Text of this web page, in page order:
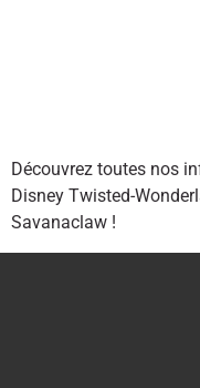
Découvrez toutes nos
Disney Twisted-
Savanaclaw !